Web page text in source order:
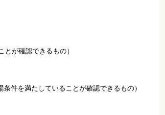
が確認できるもの）
件を満たしていることが確認できるもの）